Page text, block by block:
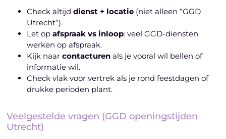
Check altijddienst + locatie (niet alleen “GGD
Utrecht”).
Let opafspraak vs inloop: veel GGD-diensten
werken op afspraak.
Kijk naarcontacturen als je vooral wil bellen of
informatie wil.
Check vlak voor vertrek als je rond feestdagen of
drukke perioden plant.
Veelgestelde vragen (GGD openingstijden
Utrecht)